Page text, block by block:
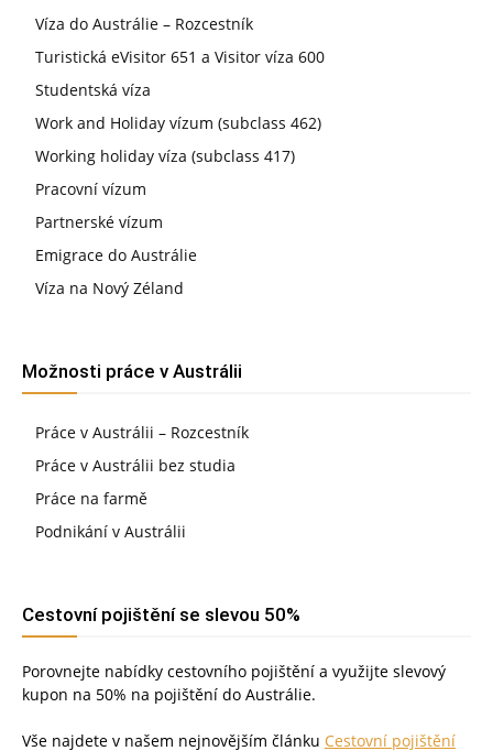
Víza do Austrálie – Rozcestník
Turistická eVisitor 651 a Visitor víza 600
Studentská víza
Work and Holiday vízum (subclass 462)
Working holiday víza (subclass 417)
Pracovní vízum
Partnerské vízum
Emigrace do Austrálie
Víza na Nový Zéland
Možnosti práce v Austrálii
Práce v Austrálii – Rozcestník
Práce v Austrálii bez studia
Práce na farmě
Podnikání v Austrálii
Cestovní pojištění se slevou 50%
Porovnejte nabídky cestovního pojištění a využijte slevový
kupon na 50% na pojištění do Austrálie.
Vše najdete v našem nejnovějším článku Cestovní pojištění